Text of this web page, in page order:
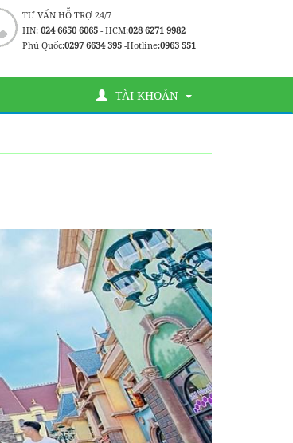
TƯ VẤN HỖ TRỢ 24/7
HN: 024 6650 6065- HCM:028 6271 9982
Phú Quốc:0297 6634 395 -Hotline:0963 551
TÀI KHOẢN